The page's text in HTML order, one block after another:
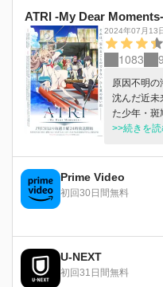
ATRI -My Dear Moments-
2024年07月13
1083
原因不明の
沈んだ近未
た少年・斑
付け、海辺
船と潜水艇
取り戻すた
庫を目指し
は、人間
トだった。
う。 「マ
いんです
ります！」
>>続きを
Prime Video
初回30日間無料
U-NEXT
初回31日間無料